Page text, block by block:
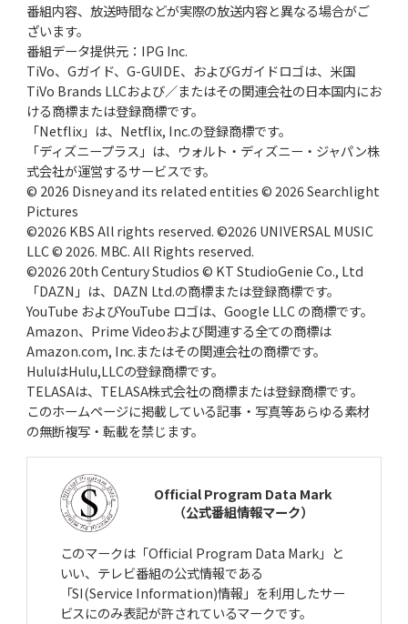
番組内容、放送時間などが実際の放送内容と異なる場合がご
ざいます。
番組データ提供元：IPG Inc.
TiVo、Gガイド、G-GUIDE、およびGガイドロゴは、米国
TiVo Brands LLCおよび／またはその関連会社の日本国内にお
ける商標または登録商標です。
「Netflix」は、Netflix, Inc.の登録商標です。
「ディズニープラス」は、ウォルト・ディズニー・ジャパン株
式会社が運営するサービスです。
© 2026 Disney and its related entities © 2026 Searchlight
Pictures
©2026 KBS All rights reserved. ©2026 UNIVERSAL MUSIC
LLC © 2026. MBC. All Rights reserved.
©2026 20th Century Studios © KT StudioGenie Co., Ltd
「DAZN」は、DAZN Ltd.の商標または登録商標です。
YouTube およびYouTube ロゴは、Google LLC の商標です。
Amazon、Prime Videoおよび関連する全ての商標は
Amazon.com, Inc.またはその関連会社の商標です。
HuluはHulu,LLCの登録商標です。
TELASAは、TELASA株式会社の商標または登録商標です。
このホームページに掲載している記事・写真等あらゆる素材
の無断複写・転載を禁じます。
Official Program Data Mark
（公式番組情報マーク）
このマークは「Official Program Data Mark」と
いい、テレビ番組の公式情報である
「SI(Service Information)情報」を利用したサー
ビスにのみ表記が許されているマークです。